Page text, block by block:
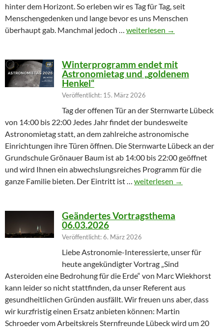
hinter dem Horizont. So erleben wir es Tag für Tag, seit
Menschengedenken und lange bevor es uns Menschen
überhaupt gab. Manchmal jedoch … Wenn die Sonne ihr Licht
weiterlesen →
Winterprogramm endet mit
Astronomietag und „goldenem
Henkel“
Veröffentlicht: 15. März 2026
Tag der offenen Tür an der Sternwarte Lübeck
von 14:00 bis 22:00 Jedes Jahr findet der bundesweite
Astronomietag statt, an dem zahlreiche astronomische
Einrichtungen ihre Türen öffnen. Die Sternwarte Lübeck an der
Grundschule Grönauer Baum ist ab 14:00 bis 22:00 geöffnet
und wird Ihnen ein abwechslungsreiches Programm für die
ganze Familie bieten. Der Eintritt ist … Winterprogramm endet
weiterlesen →
Geändertes Vortragsthema
06.03.2026
Veröffentlicht: 6. März 2026
Liebe Astronomie-Interessierte, unser für
heute angekündigter Vortrag „Sind
Asteroiden eine Bedrohung für die Erde“ von Marc Wiekhorst
kann leider so nicht stattfinden, da unser Referent aus
gesundheitlichen Gründen ausfällt. Wir freuen uns aber, dass
wir kurzfristig einen Ersatz anbieten können: Martin
Schroeder vom Arbeitskreis Sternfreunde Lübeck wird um 20